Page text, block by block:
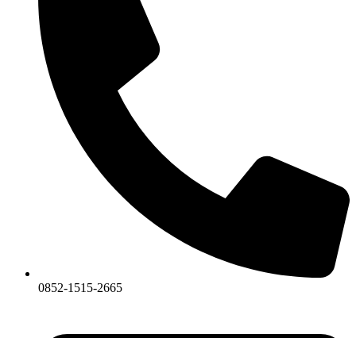
0852-1515-2665